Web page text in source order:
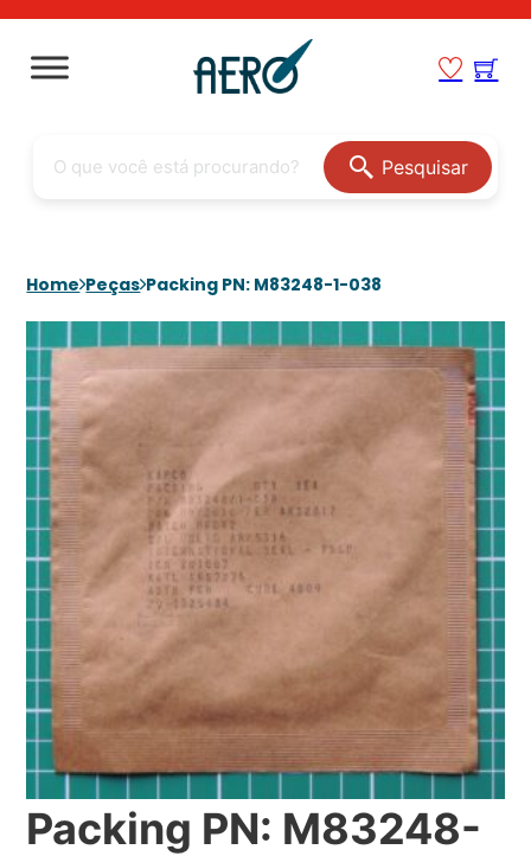
Pesquisar
Home Peças Packing PN: M83248-1-038
Packing PN: M83248-